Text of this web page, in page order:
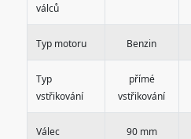
válců
Typ motoru Benzin
Typ
vstřikování
přímé
vstřikování
Válec 90 mm